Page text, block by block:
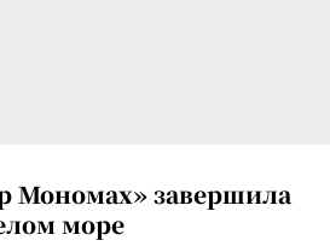
Мономах» завершила
море